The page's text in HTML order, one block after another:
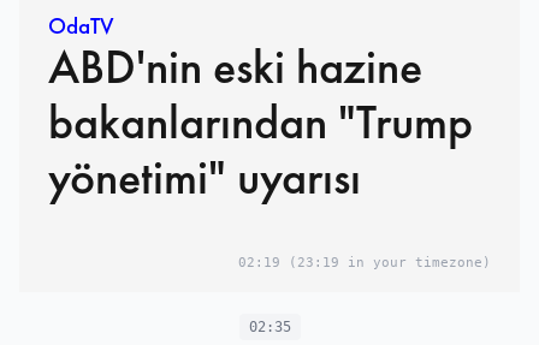
OdaTV
ABD'nin eski hazine
bakanlarından "Trump
yönetimi" uyarısı
02:19 (23:19 in your timezone)
02:35